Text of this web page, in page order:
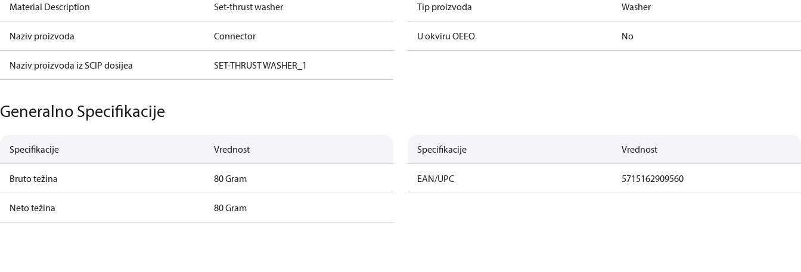
Material Description Set-thrust washer
Naziv proizvoda Connector
Naziv proizvoda iz SCIP dosijea SET-THRUST WASHER_1
Tip proizvoda Washer
U okviru OEEO No
Generalno Specifikacije
Specifikacije Vrednost
Bruto težina 80 Gram
Neto težina 80 Gram
Specifikacije Vrednost
EAN/UPC 5715162909560